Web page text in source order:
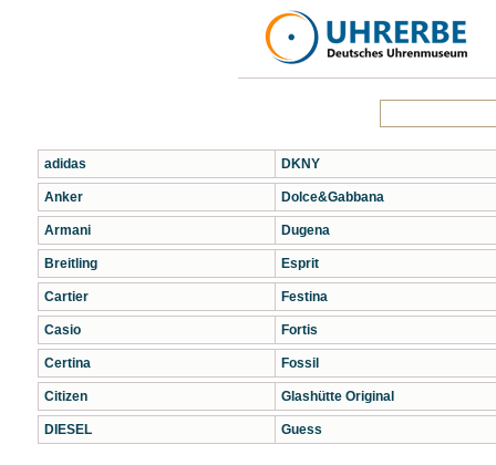
adidas
Anker
Armani
Breitling
Cartier
Casio
Certina
Citizen
DIESEL
DKNY
Dolce&Gabbana
Dugena
Esprit
Festina
Fortis
Fossil
Glashütte Original
Guess